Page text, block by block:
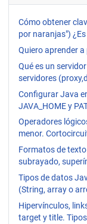
Cómo obtener
por naranjas")
Quiero aprender
Qué es un
servidores
Configurar Java
JAVA_HOME y
Operadores
menor.
Formatos de
subrayado,
Tipos de datos
(String, array o
Hipervínculos,
target y title.